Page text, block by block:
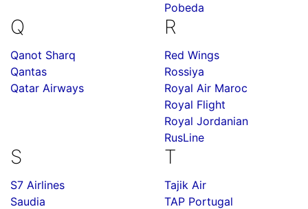
Pobeda
Q
Qanot Sharq
Qantas
Qatar Airways
R
Red Wings
Rossiya
Royal Air Maroc
Royal Flight
Royal Jordanian
RusLine
S
S7 Airlines
Saudia
T
Tajik Air
TAP Portugal